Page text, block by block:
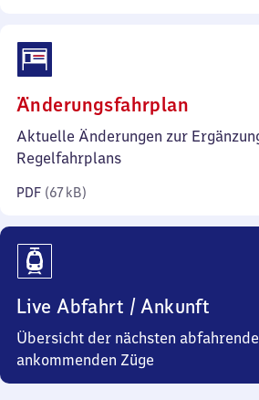
Änderungsfahrplan
67
Aktuelle Änderungen zur
Regelfahrplans
PDF (67 kB)
Live Abfahrt / Ankunft
Übersicht der nächsten
ankommenden Züge